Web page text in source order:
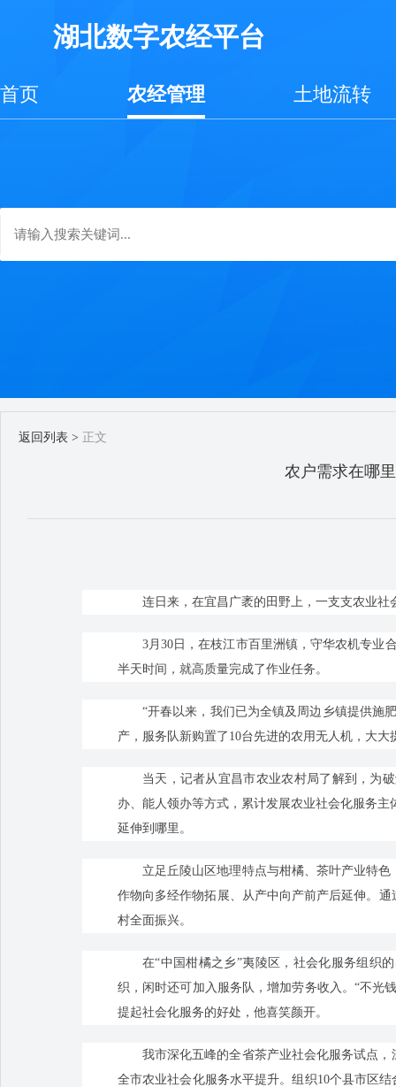
湖北数字农经平台
首页 农经管理 土地流转
返回列表 > 正文
农户需求在哪
连日来，在宜昌广袤的田野上，一支支农业社
3月30日，在枝江市百里洲镇，守华农机专业
半天时间，就高质量完成了作业任务。
“开春以来，我们已为全镇及周边乡镇提供施
产，服务队新购置了10台先进的农用无人机，大
当天，记者从宜昌市农业农村局了解到，为
办、能人领办等方式，累计发展农业社会化服务
延伸到哪里。
立足丘陵山区地理特点与柑橘、茶叶产业特
作物向多经作物拓展、从产中向产前产后延伸。
村全面振兴。
在“中国柑橘之乡”夷陵区，社会化服务组织
织，闲时还可加入服务队，增加劳务收入。“不光
提起社会化服务的好处，他喜笑颜开。
我市深化五峰的全省茶产业社会化服务试点
全市农业社会化服务水平提升。组织10个县市区